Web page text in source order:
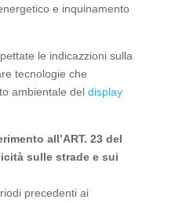
e inquinamento
le indicazzioni sulla
tecnologie che
ambientale del display
all’ART. 23 del
sulle strade e sui
precedenti ai